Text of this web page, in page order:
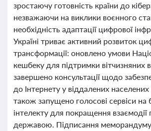
зростаючу готовність країни до
незважаючи на виклики воєнного
необхідність адаптації цифрової
Україні триває активний розвиток
трансформації: оновлено умови
кешбеку для підтримки вітчизняних
завершено консультації щодо
до Інтернету у віддалених населених
також запущено голосові сервіси на
інтелекту для покращення взаємодії
державою. Підписання